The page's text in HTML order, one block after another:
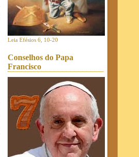
Leia Efésios 6, 10-20
Conselhos do Papa
Francisco